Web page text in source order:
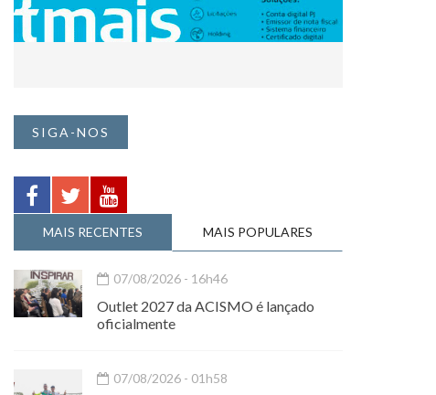
SIGA-NOS
MAIS RECENTES MAIS POPULARES
07/08/2026 - 16h46
Outlet 2027 da ACISMO é lançado
oficialmente
07/08/2026 - 01h58